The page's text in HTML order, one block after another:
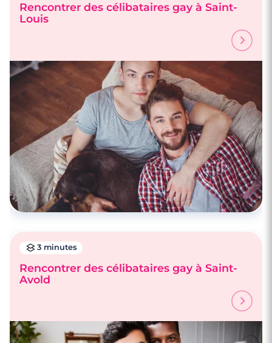
Rencontrer des célibataires gay à Saint-
Louis
3 minutes
Rencontrer des célibataires gay à Saint-
Avold